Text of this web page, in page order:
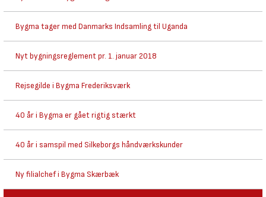
Bygma tager med Danmarks Indsamling til Uganda
Nyt bygningsreglement pr. 1. januar 2018
Rejsegilde i Bygma Frederiksværk
40 år i Bygma er gået rigtig stærkt
40 år i samspil med Silkeborgs håndværkskunder
Ny filialchef i Bygma Skærbæk